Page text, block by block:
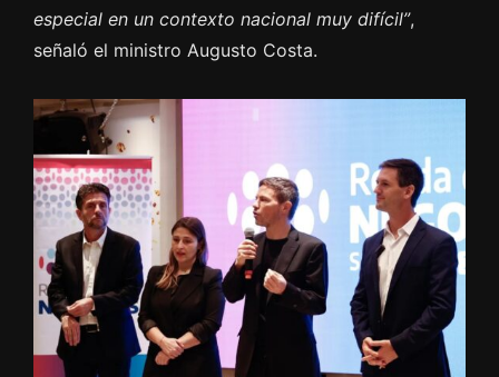
especial en un contexto nacional muy difícil”,
señaló el ministro Augusto Costa.